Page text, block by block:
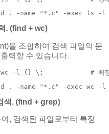
. -name "*.c" -exec ls -l
. (find + wc)
을 조합하여 검색 파일의 문
력할 수 있습니다.
-l {} \;            # 확장자
. -name "*.c" -exec wc -
색. (find + grep)
, 검색된 파일로부터 특정